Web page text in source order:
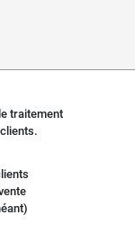
traitement